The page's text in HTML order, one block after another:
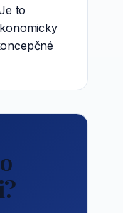
to